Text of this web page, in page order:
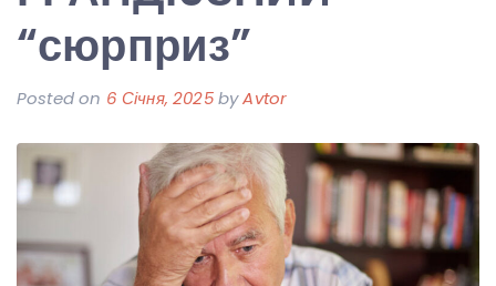
“сюрприз”
Posted on 6 Січня, 2025byAvtor